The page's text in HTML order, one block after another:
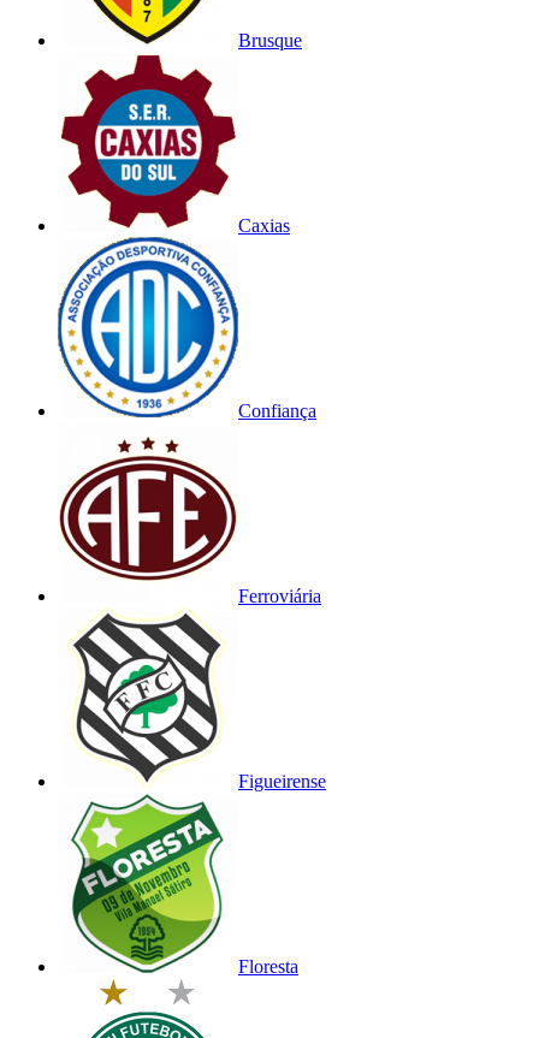
Brusque
Caxias
Confiança
Ferroviária
Figueirense
Floresta